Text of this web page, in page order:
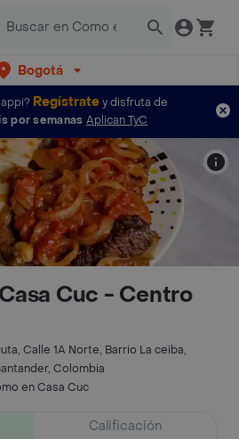
Bogotá
Regístratey disfruta de
por semanas Aplican TyC
Cuc - Centro
Calle 1A Norte, Barrio La ceiba,
Colombia
en Casa Cuc
Calificación